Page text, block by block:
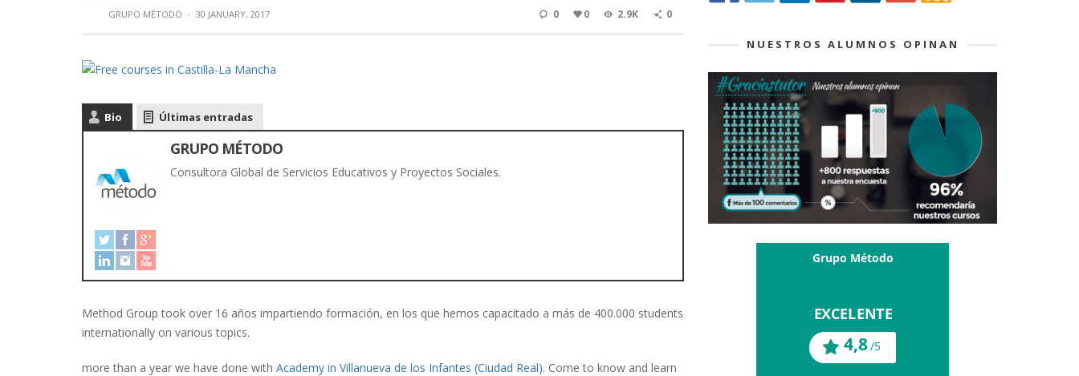
GRUPO MÉTODO · 30 JANUARY, 2017 0 0 2.9K 0
Bio Últimas entradas
GRUPO MÉTODO
Consultora Global de Servicios Educativos y Proyectos Sociales.
Method Group took over 16 años impartiendo formación, en los que hemos capacitado a más de 400.000 students
internationally on various topics.
more than a year we have done with Academy in Villanueva de los Infantes (Ciudad Real). Come to know and learn
NUESTROS ALUMNOS OPINAN